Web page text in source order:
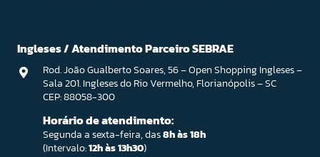
Ingleses / Atendimento Parceiro SEBRAE
Rod. João Gualberto Soares, 56 – Open Shopping Ingleses –
Sala 201. Ingleses do Rio Vermelho, Florianópolis – SC
CEP: 88058-300
Horário de atendimento:
Segunda a sexta-feira, das8h às 18h
(Intervalo:12h às 13h30)